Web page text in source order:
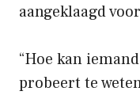
aangeklaagd
“Hoe kan
probeert te